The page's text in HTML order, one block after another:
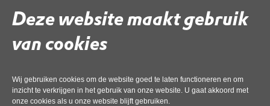
Deze website maakt gebruik
van cookies
Wij gebruiken cookies om de website goed te laten functioneren en om
inzicht te verkrijgen in het gebruik van onze website. U gaat akkoord met
onze cookies als u onze website blijft gebruiken.